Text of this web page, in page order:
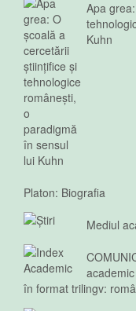
Apa
Kuhn
Platon: Biografia
Mediul
în format trilingv: